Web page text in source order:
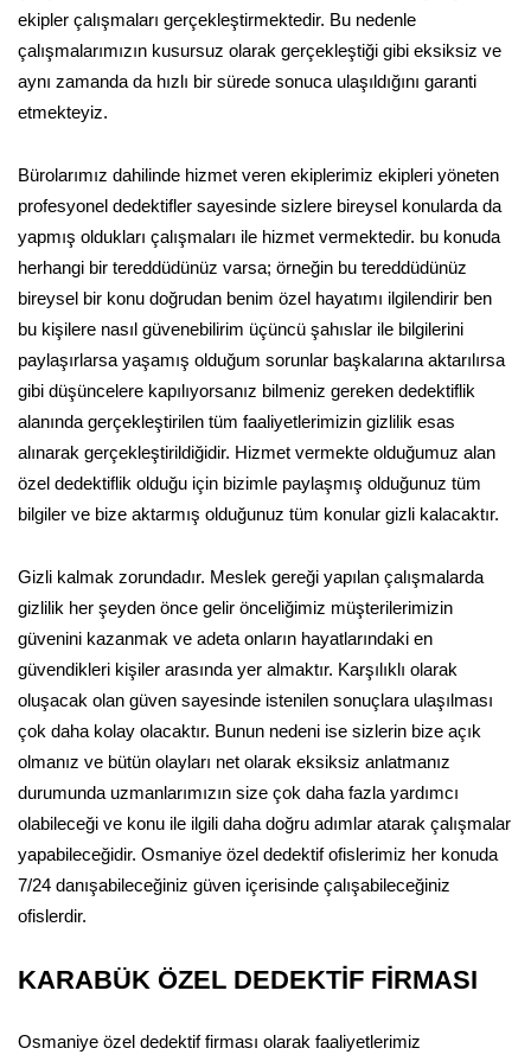
ekipler çalışmaları gerçekleştirmektedir. Bu nedenle
çalışmalarımızın kusursuz olarak gerçekleştiği gibi eksiksiz ve
aynı zamanda da hızlı bir sürede sonuca ulaşıldığını garanti
etmekteyiz.
Bürolarımız dahilinde hizmet veren ekiplerimiz ekipleri yöneten
profesyonel dedektifler sayesinde sizlere bireysel konularda da
yapmış oldukları çalışmaları ile hizmet vermektedir. bu konuda
herhangi bir tereddüdünüz varsa; örneğin bu tereddüdünüz
bireysel bir konu doğrudan benim özel hayatımı ilgilendirir ben
bu kişilere nasıl güvenebilirim üçüncü şahıslar ile bilgilerini
paylaşırlarsa yaşamış olduğum sorunlar başkalarına aktarılırsa
gibi düşüncelere kapılıyorsanız bilmeniz gereken dedektiflik
alanında gerçekleştirilen tüm faaliyetlerimizin gizlilik esas
alınarak gerçekleştirildiğidir. Hizmet vermekte olduğumuz alan
özel dedektiflik olduğu için bizimle paylaşmış olduğunuz tüm
bilgiler ve bize aktarmış olduğunuz tüm konular gizli kalacaktır.
Gizli kalmak zorundadır. Meslek gereği yapılan çalışmalarda
gizlilik her şeyden önce gelir önceliğimiz müşterilerimizin
güvenini kazanmak ve adeta onların hayatlarındaki en
güvendikleri kişiler arasında yer almaktır. Karşılıklı olarak
oluşacak olan güven sayesinde istenilen sonuçlara ulaşılması
çok daha kolay olacaktır. Bunun nedeni ise sizlerin bize açık
olmanız ve bütün olayları net olarak eksiksiz anlatmanız
durumunda uzmanlarımızın size çok daha fazla yardımcı
olabileceği ve konu ile ilgili daha doğru adımlar atarak çalışmalar
yapabileceğidir. Osmaniye özel dedektif ofislerimiz her konuda
7/24 danışabileceğiniz güven içerisinde çalışabileceğiniz
ofislerdir.
KARABÜK ÖZEL DEDEKTİF FİRMASI
Osmaniye özel dedektif firması olarak faaliyetlerimiz